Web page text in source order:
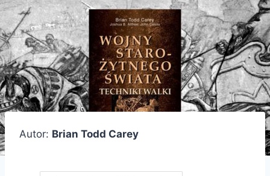
Autor: Brian Todd Carey